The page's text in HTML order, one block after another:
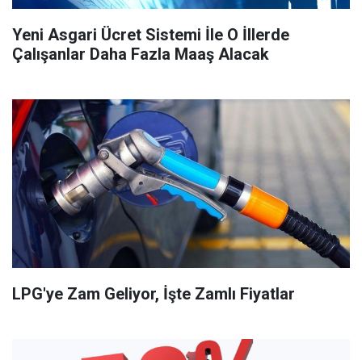
Yeni Asgari Ücret Sistemi İle O İllerde
Çalışanlar Daha Fazla Maaş Alacak
LPG'ye Zam Geliyor, İşte Zamlı Fiyatlar